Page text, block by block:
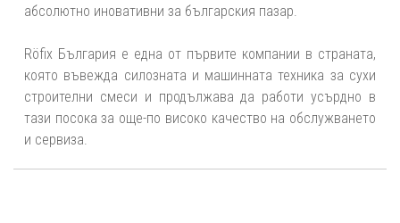
абсолютно иновативни за българския пазар.
Röfix България е една от първите компании в страната,
която въвежда силозната и машинната техника за сухи
строителни смеси и продължава да работи усърдно в
тази посока за още-по високо качество на обслужването
и сервиза.